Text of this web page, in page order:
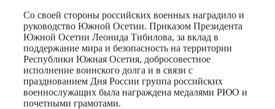
Со своей стороны российских военных наградило и
руководство Южной Осетии. Приказом Президента
Южной Осетии Леонида Тибилова, за вклад в
поддержание мира и безопасность на территории
Республики Южная Осетия, добросовестное
исполнение воинского долга и в связи с
празднованием Дня России группа российских
военнослужащих была награждена медалями РЮО и
почетными грамотами.